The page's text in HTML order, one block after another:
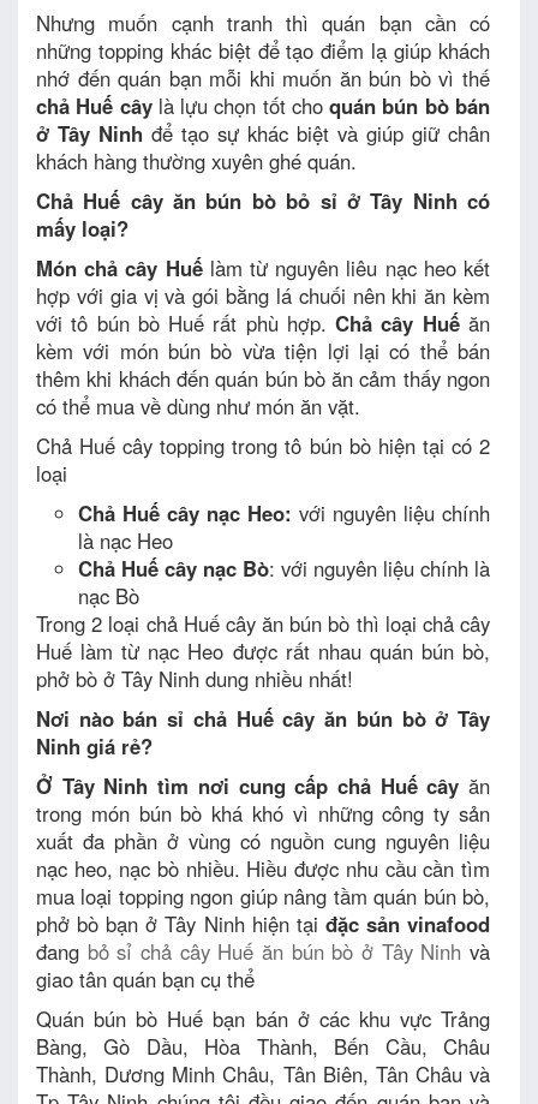
Nhưng muốn cạnh tranh thì quán bạn cần có
những topping khác biệt để tạo điểm lạ giúp khách
nhớ đến quán bạn mỗi khi muốn ăn bún bò vì thế
chả Huế câylà lựu chọn tốt choquán bún bò bán
ở Tây Ninh để tạo sự khác biệt và giúp giữ chân
khách hàng thường xuyên ghé quán.
Chả Huế cây ăn bún bò bỏ sỉ ở Tây Ninh có
mấy loại?
Món chả cây Huếlàm từ nguyên liêu nạc heo kết
hợp với gia vị và gói bằng lá chuối nên khi ăn kèm
với tô bún bò Huế rất phù hợp.Chả cây Huếăn
kèm với món bún bò vừa tiện lợi lại có thể bán
thêm khi khách đến quán bún bò ăn cảm thấy ngon
có thể mua về dùng như món ăn vặt.
Chả Huế cây topping trong tô bún bò hiện tại có 2
loại
Chả Huế cây nạc Heo: với nguyên liệu chính
là nạc Heo
Chả Huế cây nạc Bò: với nguyên liệu chính là
nạc Bò
Trong 2 loại chả Huế cây ăn bún bò thì loại chả cây
Huế làm từ nạc Heo được rất nhau quán bún bò,
phở bò ở Tây Ninh dung nhiều nhất!
Nơi nào bán sỉ chả Huế cây ăn bún bò ở Tây
Ninh giá rẻ?
Ở Tây Ninh tìm nơi cung cấp chả Huế cây ăn
trong món bún bò khá khó vì những công ty sản
xuất đa phần ở vùng có nguồn cung nguyên liệu
nạc heo, nạc bò nhiều. Hiều được nhu cầu cần tìm
mua loại topping ngon giúp nâng tầm quán bún bò,
phở bò bạn ở Tây Ninh hiện tại đặc sản vinafood
đang bỏ sỉ chả cây Huế ăn bún bò ở Tây Ninh và
giao tân quán bạn cụ thể
Quán bún bò Huế bạn bán ở các khu vực Trảng
Bàng, Gò Dầu, Hòa Thành, Bến Cầu, Châu
Thành, Dương Minh Châu, Tân Biên, Tân Châu và